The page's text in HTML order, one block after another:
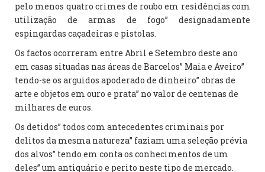
pelo menos quatro crimes de roubo em residências com
utilização de armas de fogo” designadamente
espingardas caçadeiras e pistolas.
Os factos ocorreram entre Abril e Setembro deste ano
em casas situadas nas áreas de Barcelos” Maia e Aveiro”
tendo-se os arguidos apoderado de dinheiro” obras de
arte e objetos em ouro e prata” no valor de centenas de
milhares de euros.
Os detidos” todos com antecedentes criminais por
delitos da mesma natureza” faziam uma seleção prévia
dos alvos” tendo em conta os conhecimentos de um
deles” um antiquário e perito neste tipo de mercado.